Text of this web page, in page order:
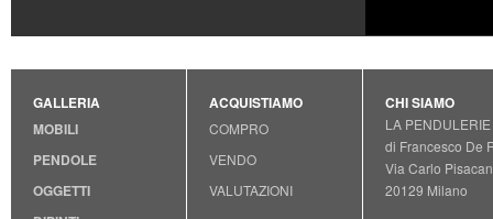
GALLERIA
MOBILI
PENDOLE
OGGETTI
ACQUISTIAMO
COMPRO
VENDO
VALUTAZIONI
CHI SIAMO
LA PENDULERIE
di Francesco De
Via Carlo
20129 Milano